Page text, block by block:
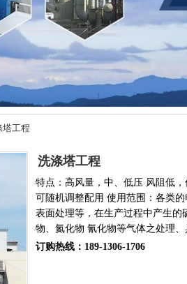
塔工程
洗涤塔工程
特点：高风量，中、低压 风阻低
可随机调整配用 使用范围：各类
表面处理等，在生产过程中产生
物、氮化物 氰化物等气体之处理、
订购热线： 189-1306-1706